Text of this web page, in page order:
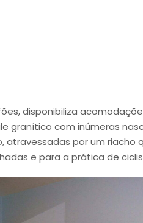
disponibiliza
granítico com inúmeras
por um
e para a prática de